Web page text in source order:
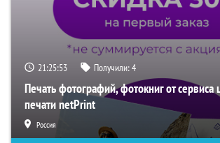
21:25:51 Получили:4
Печать фотографий, фотокниг от
печати netPrint
Россия